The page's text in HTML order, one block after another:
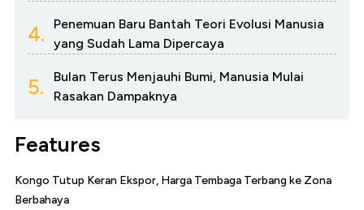
4.
Penemuan Baru Bantah Teori Evolusi Manusia
yang Sudah Lama Dipercaya
5.
Bulan Terus Menjauhi Bumi, Manusia Mulai
Rasakan Dampaknya
Features
Kongo Tutup Keran Ekspor, Harga Tembaga Terbang ke Zona
Berbahaya